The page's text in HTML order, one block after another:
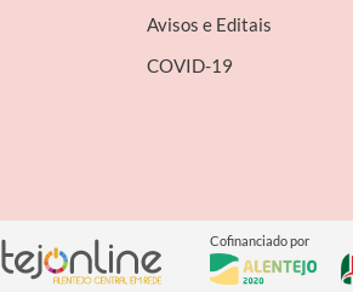
Avisos e Editais
COVID-19
Cofinanciado por